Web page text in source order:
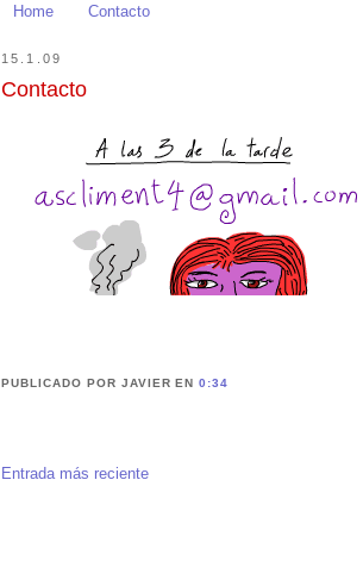
Home Contacto
15.1.09
Contacto
PUBLICADO POR JAVIEREN0:34
Entrada más reciente